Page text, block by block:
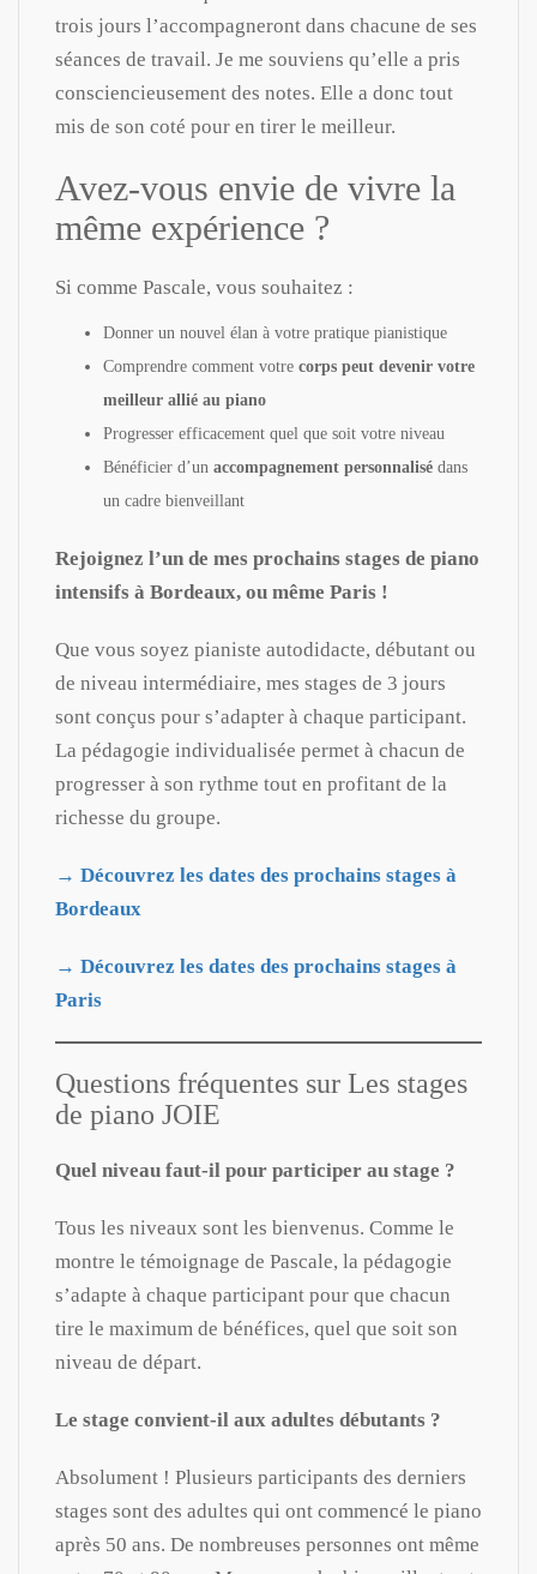
trois jours l’accompagneront dans chacune de ses
séances de travail. Je me souviens qu’elle a pris
consciencieusement des notes. Elle a donc tout
mis de son coté pour en tirer le meilleur.
Avez-vous envie de vivre la
même expérience ?
Si comme Pascale, vous souhaitez :
Donner un nouvel élan à votre pratique pianistique
Comprendre comment votre corps peut devenir votre
meilleur allié au piano
Progresser efficacement quel que soit votre niveau
Bénéficier d’un accompagnement personnalisé dans
un cadre bienveillant
Rejoignez l’un de mes prochains stages de piano
intensifs à Bordeaux, ou même Paris !
Que vous soyez pianiste autodidacte, débutant ou
de niveau intermédiaire, mes stages de 3 jours
sont conçus pour s’adapter à chaque participant.
La pédagogie individualisée permet à chacun de
progresser à son rythme tout en profitant de la
richesse du groupe.
→ Découvrez les dates des prochains stages à
Bordeaux
→ Découvrez les dates des prochains stages à
Paris
Questions fréquentes sur Les stages
de piano JOIE
Quel niveau faut-il pour participer au stage ?
Tous les niveaux sont les bienvenus. Comme le
montre le témoignage de Pascale, la pédagogie
s’adapte à chaque participant pour que chacun
tire le maximum de bénéfices, quel que soit son
niveau de départ.
Le stage convient-il aux adultes débutants ?
Absolument ! Plusieurs participants des derniers
stages sont des adultes qui ont commencé le piano
après 50 ans. De nombreuses personnes ont même